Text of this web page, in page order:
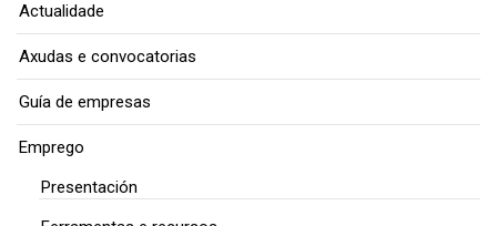
Actualidade
Axudas e convocatorias
Guía de empresas
Emprego
Presentación